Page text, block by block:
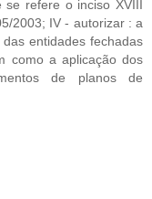
se refere o inciso XVIII
2003; IV - autorizar : a
entidades fechadas
como a aplicação dos
de planos de